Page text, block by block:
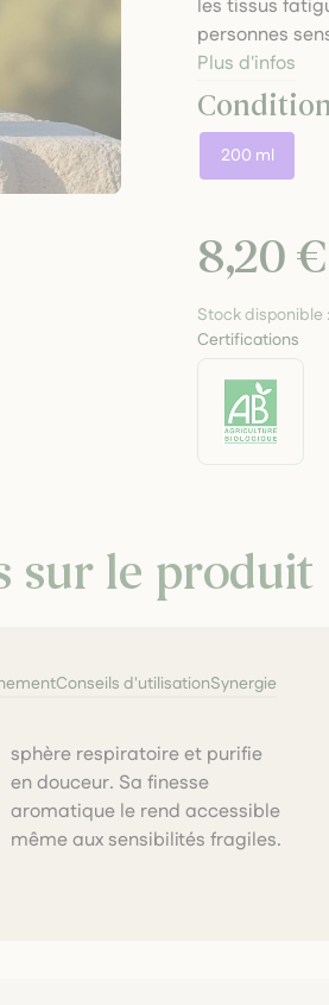
les tissus
personnes
Plus d'infos
200 ml
8,20
Stock disponible
Certifications
sur le produit
Conseils d'utilisationSynergie
même aux sensibilités fragiles.